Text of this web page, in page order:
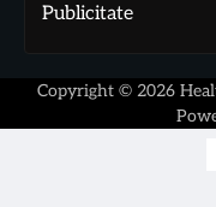
Publicitate
Copyright © 2026